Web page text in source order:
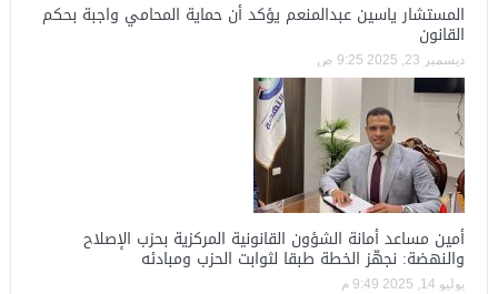
المستشار ياسين عبدالمنعم يؤكد أن حماية المحامي واجبة بحكم
القانون
ديسمبر 23, 2025 9:25 ص
أمين مساعد أمانة الشؤون القانونية المركزية بحزب الإصلاح
والنهضة: نجهّز الخطة طبقا لثوابت الحزب ومبادئه
يوليو 14, 2025 9:49 م